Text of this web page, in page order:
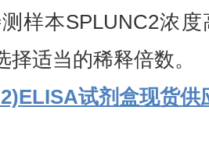
样本SPLUNC2浓度
择适当的稀释倍数。
试剂盒现货供